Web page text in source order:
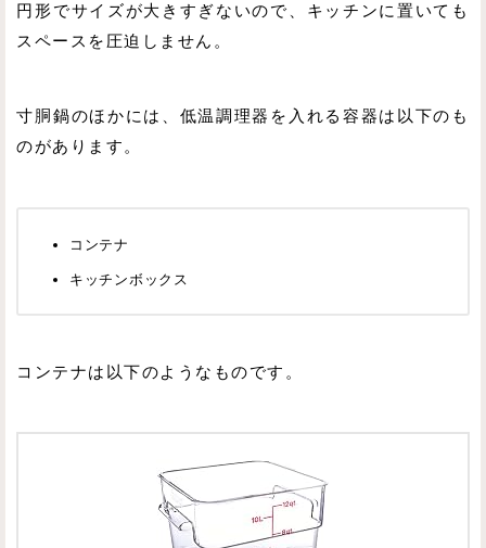
円形でサイズが大きすぎないので、キッチンに置いても
スペースを圧迫しません。
寸胴鍋のほかには、低温調理器を入れる容器は以下のも
のがあります。
コンテナ
キッチンボックス
コンテナは以下のようなものです。